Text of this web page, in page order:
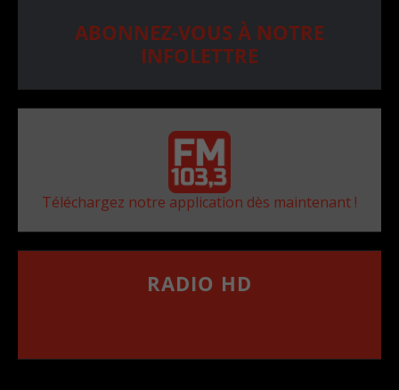
ABONNEZ-VOUS À NOTRE
INFOLETTRE
Téléchargez notre application dès maintenant !
RADIO HD